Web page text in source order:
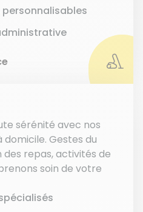
personnalisables
sérénité avec nos
Gestes du
repas, activités de
soin de votre